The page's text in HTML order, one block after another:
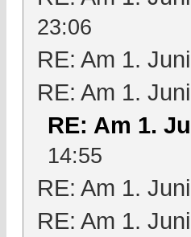
23:06
RE: Am 1.
RE: Am 1.
RE: Am 1.
14:55
RE: Am 1.
RE: Am 1.